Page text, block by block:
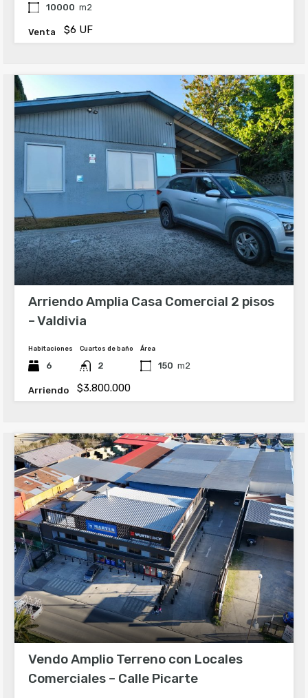
10000 m2
Venta $6 UF
Arriendo Amplia Casa Comercial 2 pisos
– Valdivia
Habitaciones
6
Cuartos de baño
2
Área
150 m2
Arriendo $3.800.000
Vendo Amplio Terreno con Locales
Comerciales – Calle Picarte